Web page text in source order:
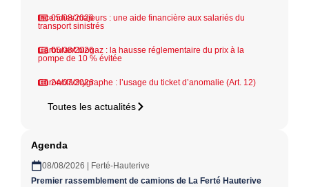
05/08/2026
Incendies majeurs : une aide financière aux salariés du
transport sinistrés
05/08/2026
Carburant biogaz : la hausse réglementaire du prix à la
pompe de 10 % évitée
24/07/2026
Chronotachygraphe : l’usage du ticket d’anomalie (Art. 12)
Toutes les actualités
Agenda
08/08/2026 | Ferté-Hauterive
Premier rassemblement de camions de La Ferté Hauterive